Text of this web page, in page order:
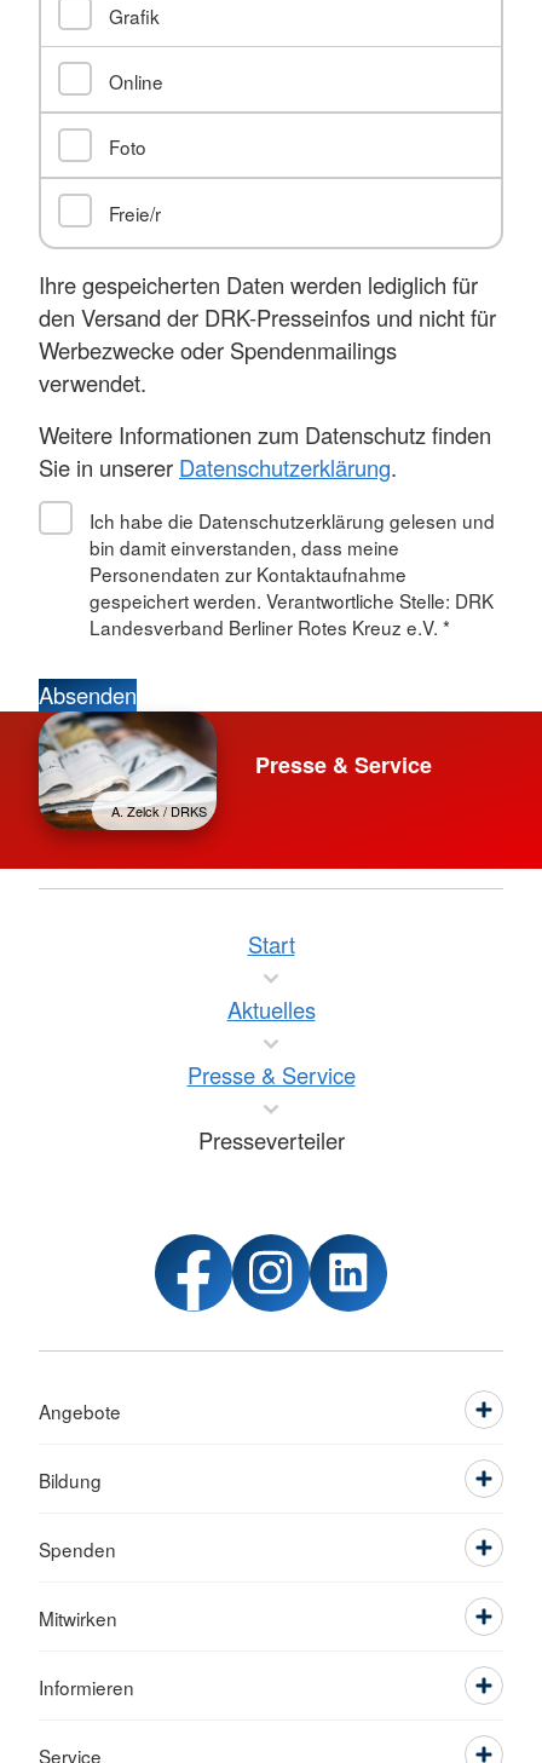
Grafik
Online
Foto
Freie/r
Ihre gespeicherten Daten werden lediglich für
den Versand der DRK-Presseinfos und nicht für
Werbezwecke oder Spendenmailings
verwendet.
Weitere Informationen zum Datenschutz finden
Sie in unserer Datenschutzerklärung.
Ich habe die Datenschutzerklärung gelesen und
bin damit einverstanden, dass meine
Personendaten zur Kontaktaufnahme
gespeichert werden. Verantwortliche Stelle: DRK
Landesverband Berliner Rotes Kreuz e.V. *
Absenden
A. Zelck / DRKS
Presse & Service
Start
Aktuelles
Presse & Service
Presseverteiler
Angebote
Bildung
Spenden
Mitwirken
Informieren
Service